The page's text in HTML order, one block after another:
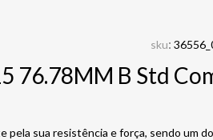
sku:
76.78MM B Std
pela sua resistência e força, sendo um